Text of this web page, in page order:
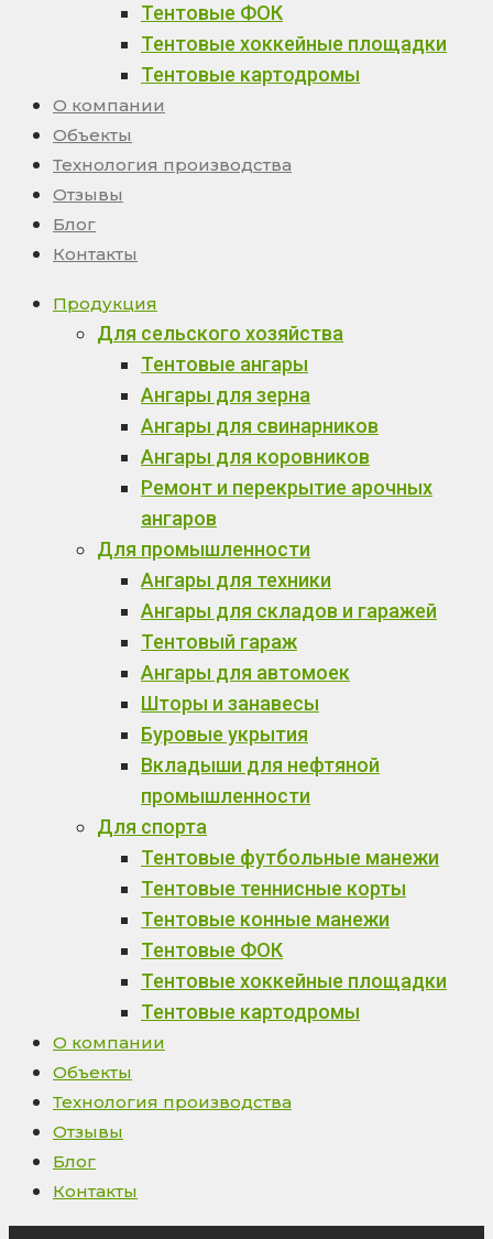
Тентовые ФОК
Тентовые хоккейные площадки
Тентовые картодромы
О компании
Объекты
Технология производства
Отзывы
Блог
Контакты
Продукция
Для сельского хозяйства
Тентовые ангары
Ангары для зерна
Ангары для свинарников
Ангары для коровников
Ремонт и перекрытие арочных
ангаров
Для промышленности
Ангары для техники
Ангары для складов и гаражей
Тентовый гараж
Ангары для автомоек
Шторы и занавесы
Буровые укрытия
Вкладыши для нефтяной
промышленности
Для спорта
Тентовые футбольные манежи
Тентовые теннисные корты
Тентовые конные манежи
Тентовые ФОК
Тентовые хоккейные площадки
Тентовые картодромы
О компании
Объекты
Технология производства
Отзывы
Блог
Контакты